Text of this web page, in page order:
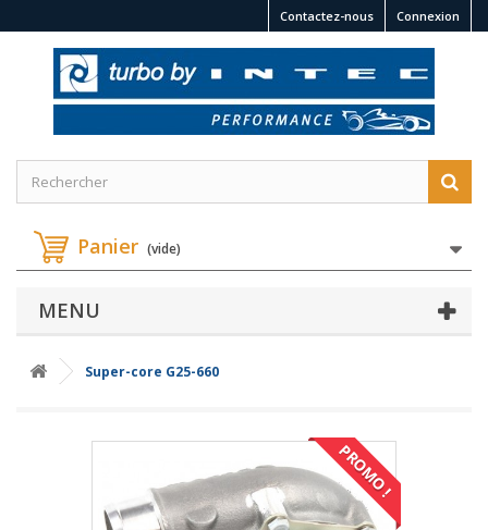
Connexion
Contactez-nous
Panier (vide)
MENU
Super-core G25-660
PROMO !